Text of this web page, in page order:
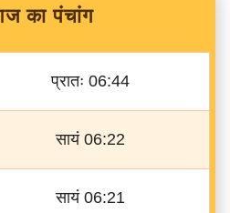
का पंचांग
प्रातः 06:44
सायं 06:22
सायं 06:21